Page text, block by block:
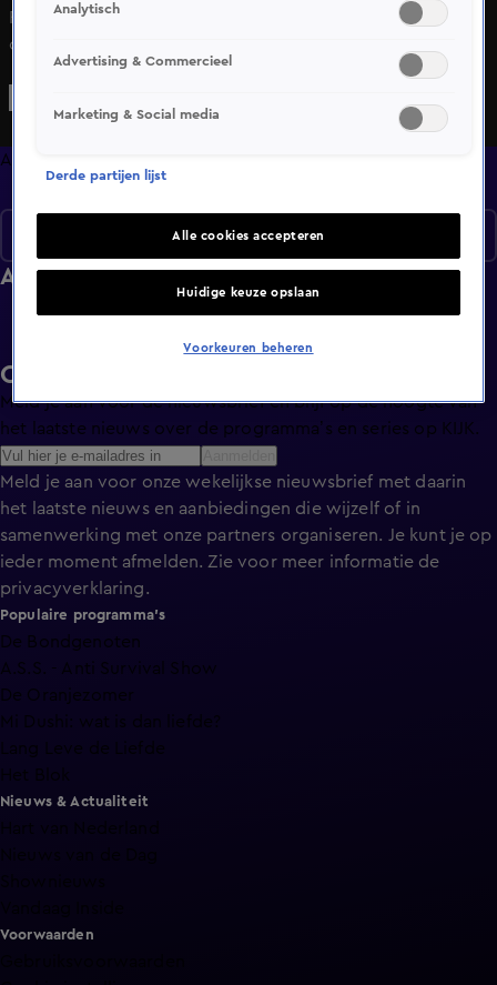
Frank van der Slot, beter bekend als Slotta, maakte de
overstap van voormalig E-sporter naar een succesvolle
YouTuber en presentator. Met meer dan 80 miljoen views
dankzij zijn humor en zelfspot. Ontdek hoe hij deze
successen heeft bereikt, hoe hij omgaat met financiële
aspecten, en zoals gebruikelijk starten we met het verhaal
Afleveringen
Afleveringen
Ontvang de KIJK-nieuwsbrief
Meld je aan voor de nieuwsbrief en blijf op de hoogte van
het laatste nieuws over de programma’s en series op KIJK.
Meld je aan voor onze wekelijkse nieuwsbrief met daarin
het laatste nieuws en aanbiedingen die wijzelf of in
samenwerking met onze partners organiseren. Je kunt je op
ieder moment afmelden. Zie voor meer informatie de
privacyverklaring.
Populaire programma's
De Bondgenoten
A.S.S. - Anti Survival Show
De Oranjezomer
Mi Dushi: wat is dan liefde?
Lang Leve de Liefde
Het Blok
Nieuws & Actualiteit
Voorwaarden
Analytisch
Advertising & Commercieel
Marketing & Social media
Derde partijen lijst
Alle cookies accepteren
Huidige keuze opslaan
Voorkeuren beheren